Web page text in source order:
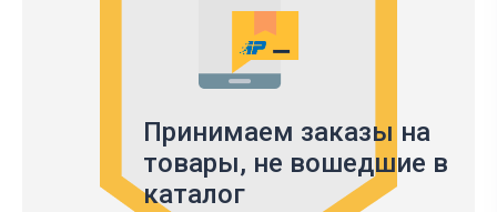
Принимаем заказы на
товары, не вошедшие в
каталог